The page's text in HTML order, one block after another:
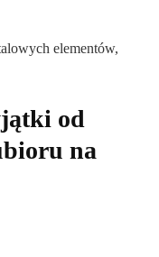
elementów,
od
na